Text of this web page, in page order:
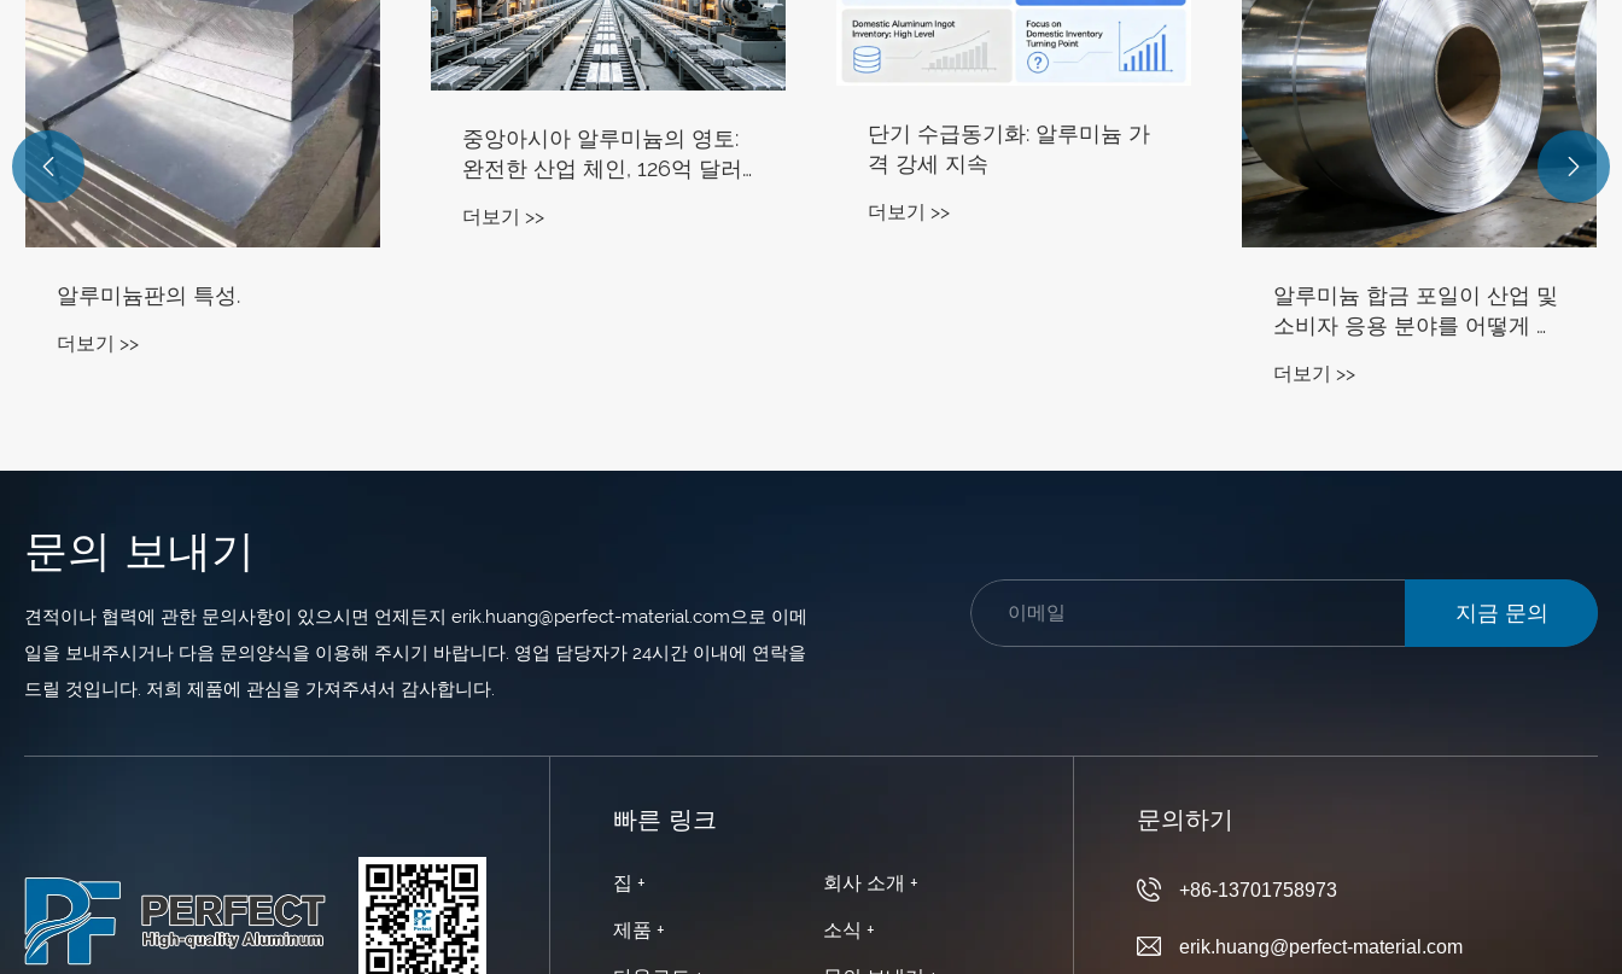
알루미늄판의 특성.
더보기 >>
중앙아시아 알루미늄의 영토:
완전한 산업 체인, 126억 달러
더보기 >>
단기 수급동기화: 알루미늄 가
격 강세 지속
더보기 >>
알루미늄 합금 포일이 산업 및
소비자 응용 분야를 어떻게 향
더보기 >>
 
문의 보내기
견적이나 협력에 관한 문의사항이 있으시면 언제든지 erik.huang@perfect-material.com으로 이메
일을 보내주시거나 다음 문의양식을 이용해 주시기 바랍니다. 영업 담당자가 24시간 이내에 연락을
드릴 것입니다. 저희 제품에 관심을 가져주셔서 감사합니다.
지금 문의
빠른 링크
집 + 회사 소개 +
제품 + 소식 +
문의하기
+86-13701758973
erik.huang@perfect-material.com